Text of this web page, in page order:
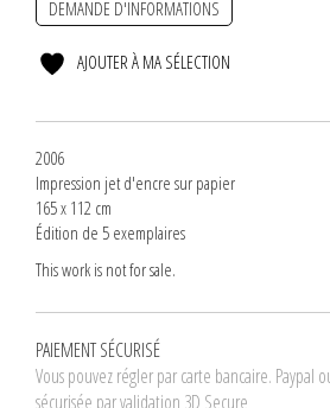
DEMANDE D'INFORMATIONS
AJOUTER À MA SÉLECTION
2006
Impression jet d'encre sur papier
165 x 112 cm
Édition de 5 exemplaires
This work is not for sale.
PAIEMENT SÉCURISÉ
Vous pouvez régler par carte bancaire. Paypal
sécurisée par validation 3D Secure